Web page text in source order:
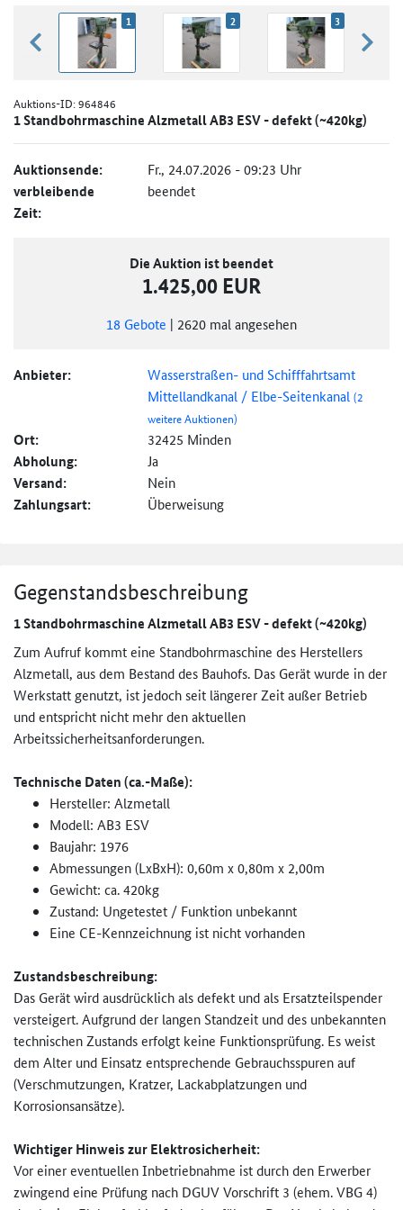
zurück blättern
1 2 3
Auktions-ID:964846
1 Standbohrmaschine Alzmetall AB3 ESV - defekt (~420kg)
Auktionsende: Fr., 24.07.2026 - 09:23 Uhr
verbleibende
Zeit:
beendet
Die Auktion ist beendet
1.425,00 EUR
18 Gebote | 2620 mal angesehen
Anbieter:
Wasserstraßen- und Schifffahrtsamt
Mittellandkanal / Elbe-Seitenkanal(2
weitere Auktionen)
Ort: 32425 Minden
Abholung: Ja
Versand: Nein
Zahlungsart: Überweisung
Gegenstandsbeschreibung
1 Standbohrmaschine Alzmetall AB3 ESV - defekt (~420kg)
Zum Aufruf kommt eine Standbohrmaschine des Herstellers
Alzmetall, aus dem Bestand des Bauhofs. Das Gerät wurde in der
Werkstatt genutzt, ist jedoch seit längerer Zeit außer Betrieb
und entspricht nicht mehr den aktuellen
Arbeitssicherheitsanforderunge­n.
Technische Daten (ca.-Maße):
Hersteller: Alzmetall
Modell: AB3 ESV
Baujahr: 1976
Abmessungen (LxBxH): 0,60m x 0,80m x 2,00m
Gewicht: ca. 420kg
Zustand: Ungetestet / Funktion unbekannt
Eine CE-Kennzeichnung ist nicht vorhanden
Zustandsbeschreibung:
Das Gerät wird ausdrücklich als defekt und als Ersatzteilspender
versteigert. Aufgrund der langen Standzeit und des unbekannten
technischen Zustands erfolgt keine Funktionsprüfung. Es weist
dem Alter und Einsatz entsprechende Gebrauchsspuren auf
(Verschmutzungen, Kratzer, Lackabplatzungen und
Korrosionsansätze).
Wichtiger Hinweis zur Elektrosicherheit:
Vor einer eventuellen Inbetriebnahme ist durch den Erwerber
zwingend eine Prüfung nach DGUV Vorschrift 3 (ehem. VBG 4)